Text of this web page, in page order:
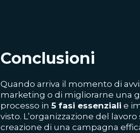
Conclusioni
Quando arriva il momento di
marketing o di migliorarne una
processo in 5 fasi essenziali e
visto. L’organizzazione del
creazione di una campagna